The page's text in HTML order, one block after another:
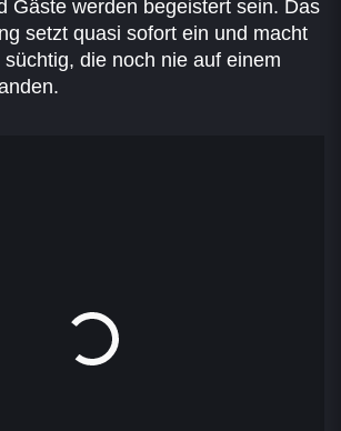
Gäste werden begeistert sein. Das
setzt quasi sofort ein und macht
die noch nie auf einem